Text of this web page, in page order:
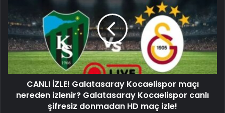
CANLI İZLE! Galatasaray Kocaelispor maçı
nereden izlenir? Galatasaray Kocaelispor canlı
şifresiz donmadan HD maç izle!